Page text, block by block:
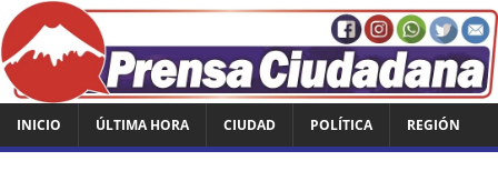
INICIO ÚLTIMA HORA CIUDAD POLÍTICA REGIÓN